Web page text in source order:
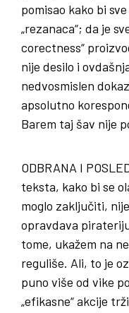
pomisao kako bi
„rezanaca“; da je
corectness“
nije desilo i
nedvosmislen
apsolutno
Barem taj šav nije
ODBRANA I
teksta, kako bi se
moglo zaključiti,
opravdava
tome, ukažem na
reguliše. Ali, to je
puno više od vike
„efikasne“ akcije